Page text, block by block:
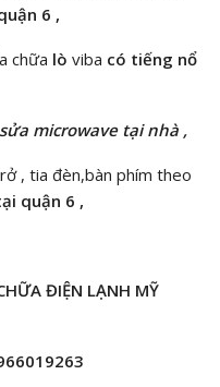
6 ,
chữa lò viba có tiếng nổ
sửa microwave tại nhà ,
, tia đèn,bàn phím theo
quận 6 ,
ĐIỆN LẠNH MỸ